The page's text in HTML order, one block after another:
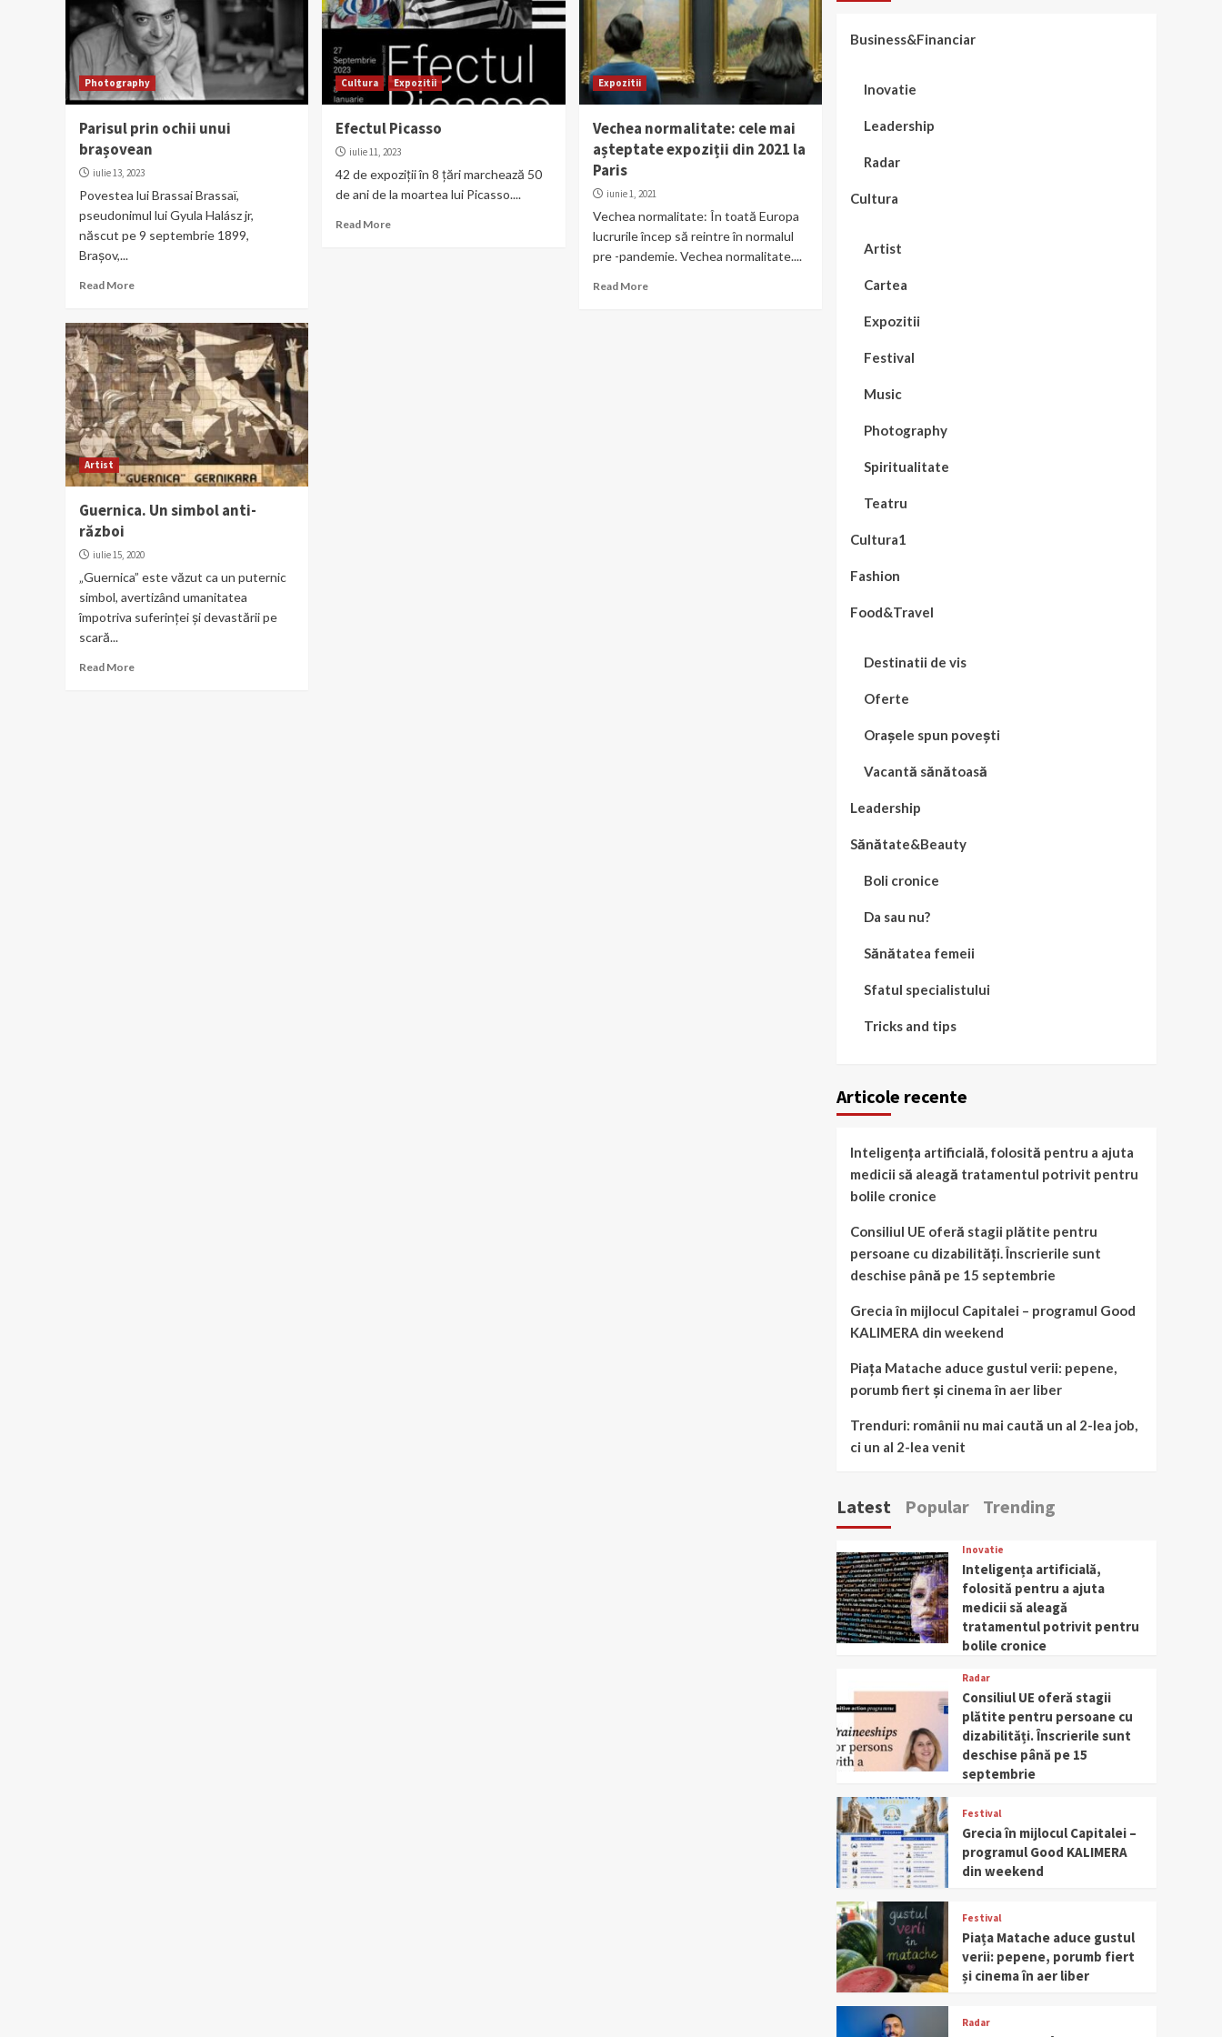
Photography
Parisul prin ochii unui
brașovean
iulie 13, 2023
Povestea lui Brassai Brassaï,
pseudonimul lui Gyula Halász jr,
născut pe 9 septembrie 1899,
Brașov,...
Read More
Cultura Expozitii
Efectul Picasso
iulie 11, 2023
42 de expoziții în 8 țări marchează 50
de ani de la moartea lui Picasso....
Read More
Expozitii
Vechea normalitate: cele mai
așteptate expoziții din 2021 la
Paris
iunie 1, 2021
Vechea normalitate: În toată Europa
lucrurile încep să reintre în normalul
pre -pandemie. Vechea normalitate....
Read More
Artist
Guernica. Un simbol anti-
război
iulie 15, 2020
„Guernica” este văzut ca un puternic
simbol, avertizând umanitatea
împotriva suferinței și devastării pe
scară...
Read More
Business&Financiar
Inovatie
Leadership
Radar
Cultura
Artist
Cartea
Expozitii
Festival
Music
Photography
Spiritualitate
Teatru
Cultura1
Fashion
Food&Travel
Destinatii de vis
Oferte
Orașele spun povești
Vacantă sănătoasă
Leadership
Sănătate&Beauty
Boli cronice
Da sau nu?
Sănătatea femeii
Sfatul specialistului
Tricks and tips
Articole recente
Inteligența artificială, folosită pentru a ajuta
medicii să aleagă tratamentul potrivit pentru
bolile cronice
Consiliul UE oferă stagii plătite pentru
persoane cu dizabilități. Înscrierile sunt
deschise până pe 15 septembrie
Grecia în mijlocul Capitalei – programul Good
KALIMERA din weekend
Piața Matache aduce gustul verii: pepene,
porumb fiert și cinema în aer liber
Trenduri: românii nu mai caută un al 2-lea job,
ci un al 2-lea venit
Latest Popular Trending
Inovatie
Inteligența artificială,
folosită pentru a ajuta
medicii să aleagă
tratamentul potrivit pentru
bolile cronice
Radar
Consiliul UE oferă stagii
plătite pentru persoane cu
dizabilități. Înscrierile sunt
deschise până pe 15
septembrie
Festival
Grecia în mijlocul Capitalei –
programul Good KALIMERA
din weekend
Festival
Piața Matache aduce gustul
verii: pepene, porumb fiert
și cinema în aer liber
Radar